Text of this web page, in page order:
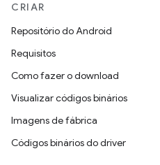
CRIAR
Repositório do Android
Requisitos
Como fazer o download
Visualizar códigos binários
Imagens de fábrica
Códigos binários do driver